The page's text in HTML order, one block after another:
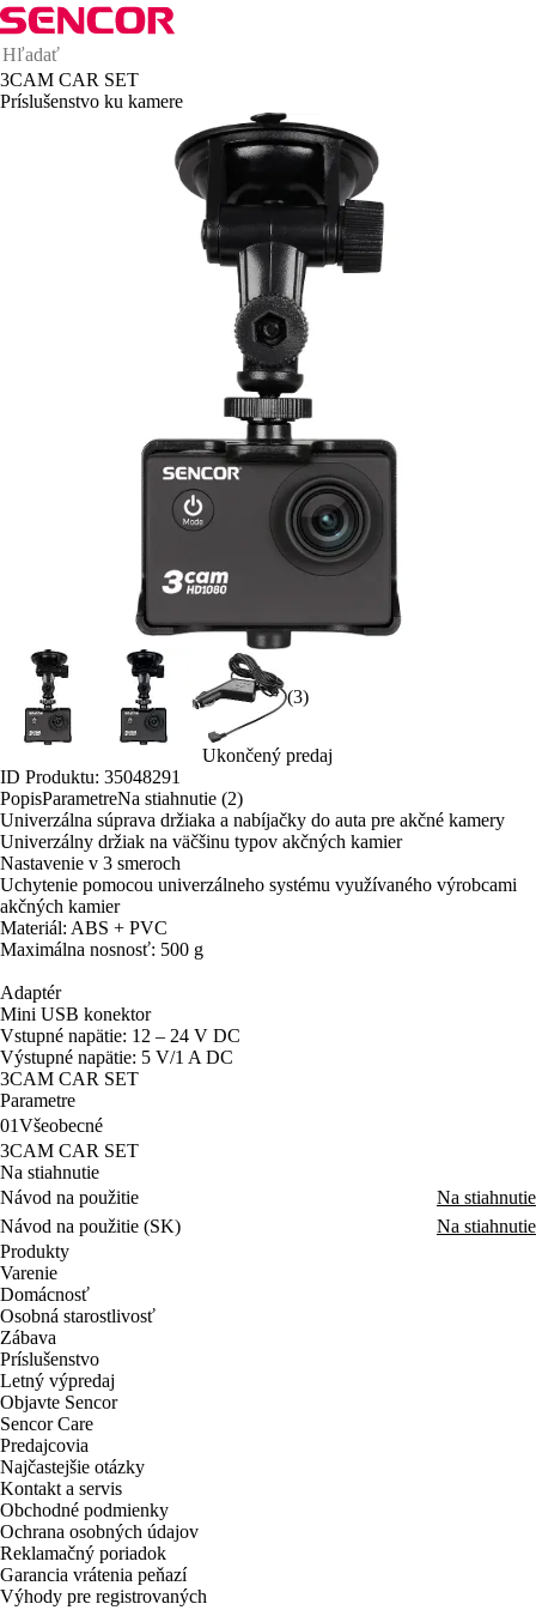
3CAM CAR SET
Príslušenstvo ku kamere
(3)
Ukončený predaj
ID Produktu: 35048291
PopisParametreNa stiahnutie (2)
Univerzálna súprava držiaka a nabíjačky do auta pre akčné kamery
Univerzálny držiak na väčšinu typov akčných kamier
Nastavenie v 3 smeroch
Uchytenie pomocou univerzálneho systému využívaného výrobcami
akčných kamier
Materiál: ABS + PVC
Maximálna nosnosť: 500 g
Adaptér
Mini USB konektor
Vstupné napätie: 12 – 24 V DC
Výstupné napätie: 5 V/1 A DC
3CAM CAR SET
Parametre
01Všeobecné
3CAM CAR SET
Na stiahnutie
Návod na použitie
Na stiahnutie
Návod na použitie (SK)
Na stiahnutie
Produkty
Varenie
Domácnosť
Osobná starostlivosť
Zábava
Príslušenstvo
Letný výpredaj
Objavte Sencor
Sencor Care
Predajcovia
Najčastejšie otázky
Kontakt a servis
Obchodné podmienky
Ochrana osobných údajov
Reklamačný poriadok
Garancia vrátenia peňazí
Výhody pre registrovaných